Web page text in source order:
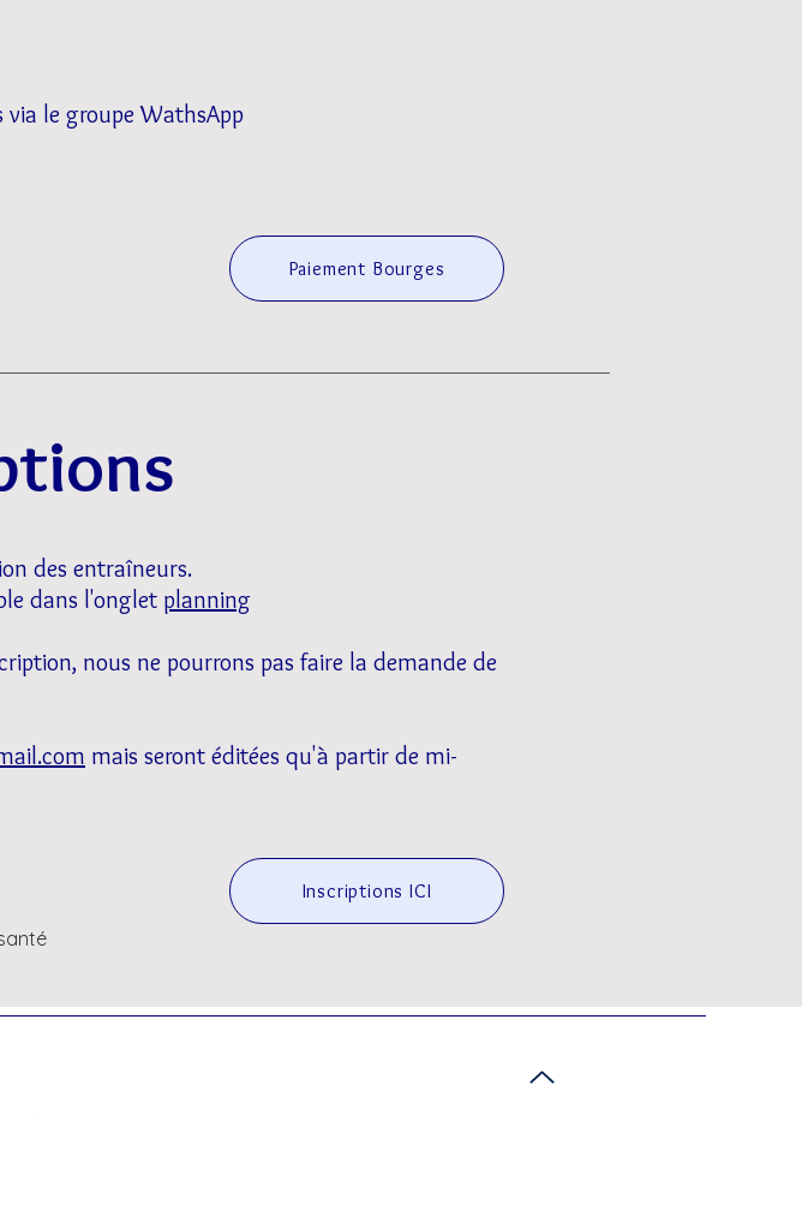
le groupe WathsApp
Paiement Bourges
des entraîneurs.
dans l'onglet planning
nous ne pourrons pas faire la demande de
mais seront éditées qu'à partir de mi-
Inscriptions ICI